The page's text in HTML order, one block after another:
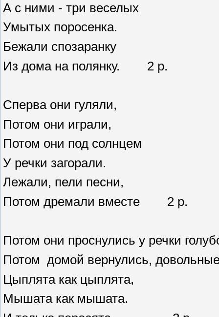
А с ними - три веселых
Умытых поросенка.
Бежали спозаранку
Из дома на полянку. 2 р.
Сперва они гуляли,
Потом они играли,
Потом они под солнцем
У речки загорали.
Лежали, пели песни,
Потом дремали вместе 2 р.
Потом они проснулись у речки
Потом домой вернулись,
Цыплята как цыплята,
Мышата как мышата.